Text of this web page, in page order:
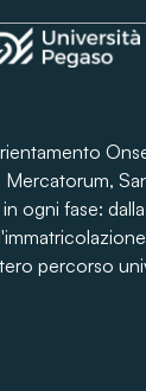
ogni fase:
percorso